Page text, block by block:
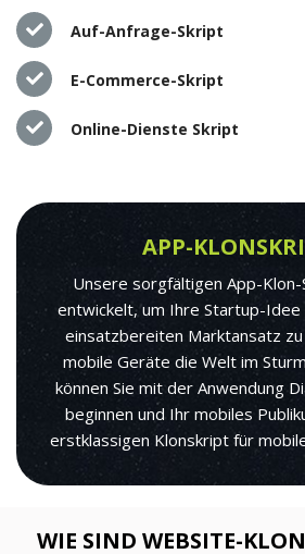
Auf-Anfrage-Skript
E-Commerce-Skript
Online-Dienste Skript
APP-
Unsere sorgfältigen App-
entwickelt, um Ihre Startup-
einsatzbereiten Marktansatz
mobile Geräte die Welt im
können Sie mit der Anwendung
beginnen und Ihr mobiles
erstklassigen Klonskript für
WIE SIND WEBSITE-